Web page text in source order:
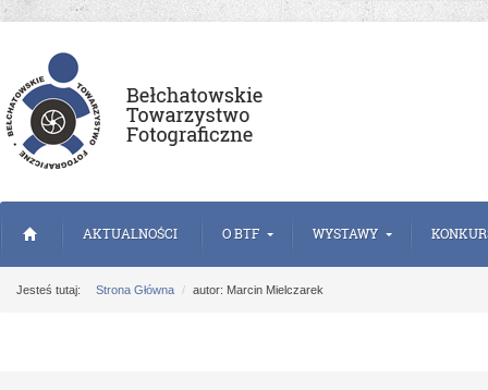
AKTUALNOŚCI O BTF WYSTAWY
Jesteś tutaj: Strona Główna autor: Marcin Mielczarek